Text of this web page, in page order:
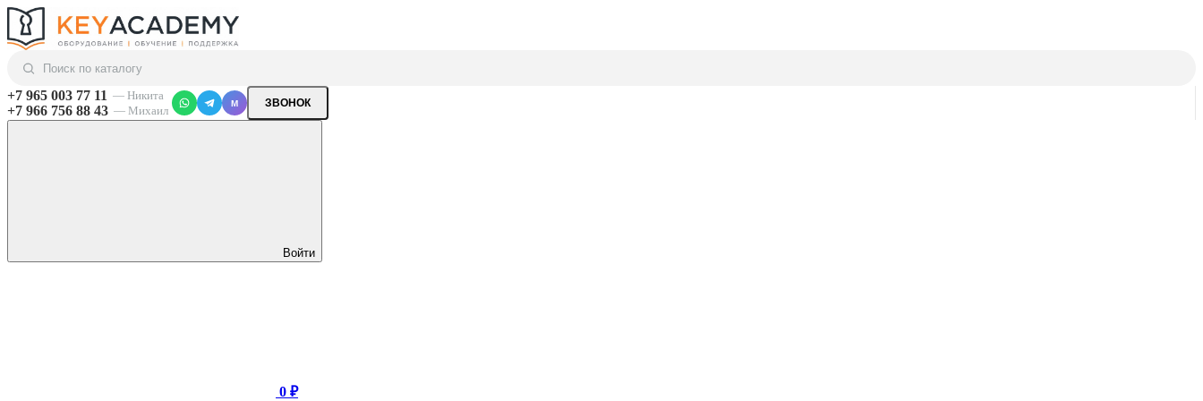
+7 965 003 77 11 — Никита
+7 966 756 88 43 — Михаил
M ЗВОНОК
Войти
0 ₽